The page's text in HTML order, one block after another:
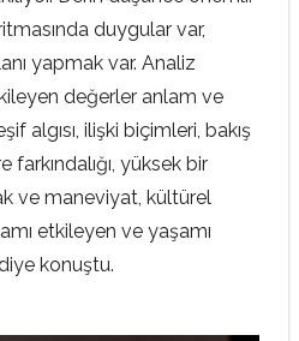
duygular var,
yapmak var. Analiz
değerler anlam ve
algısı, ilişki biçimleri, bakış
farkındalığı, yüksek bir
ve maneviyat, kültürel
etkileyen ve yaşamı
konuştu.